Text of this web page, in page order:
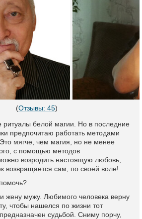
(Отзывы: 45)
ритуалы белой магии. Но в последние
предпочитаю работать методами
Это мягче, чем магия, но не менее
с помощью методов
возродить настоящую любовь,
возвращается сам, по своей воле!
жену мужу. Любимого человека верну
чтобы нашелся по жизни тот
судьбой. Сниму порчу,